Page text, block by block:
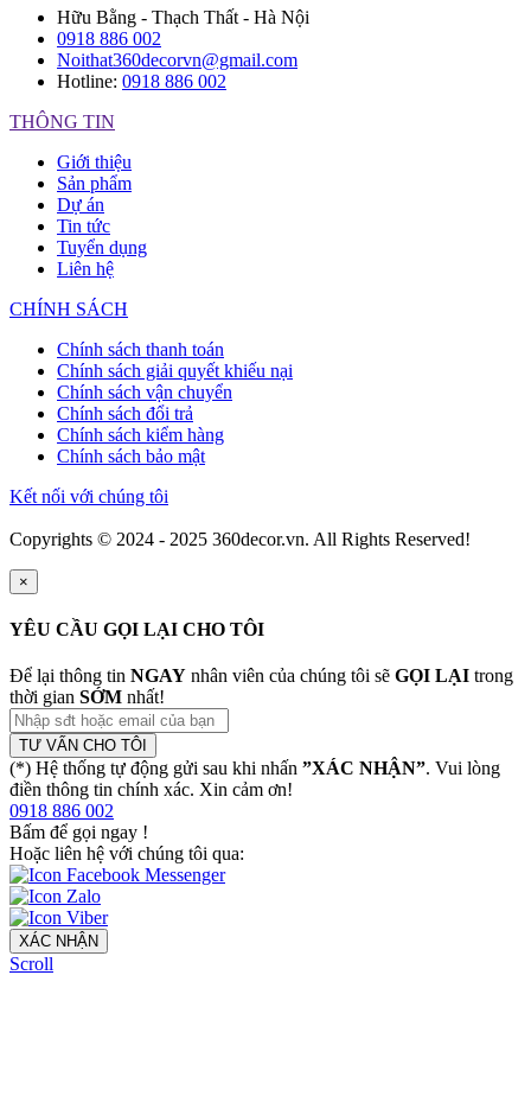
Hữu Bằng - Thạch Thất - Hà Nội
0918 886 002
Noithat360decorvn@gmail.com
Hotline: 0918 886 002
THÔNG TIN
Giới thiệu
Sản phẩm
Dự án
Tin tức
Tuyển dụng
Liên hệ
CHÍNH SÁCH
Chính sách thanh toán
Chính sách giải quyết khiếu nại
Chính sách vận chuyển
Chính sách đổi trả
Chính sách kiểm hàng
Chính sách bảo mật
Kết nối với chúng tôi
Copyrights © 2024 - 2025 360decor.vn. All Rights Reserved!
×
YÊU CẦU GỌI LẠI CHO TÔI
Để lại thông tin NGAY nhân viên của chúng tôi sẽ GỌI LẠI trong
thời gian SỚM nhất!
TƯ VẤN CHO TÔI
(*) Hệ thống tự động gửi sau khi nhấn ”XÁC NHẬN”. Vui lòng
điền thông tin chính xác. Xin cảm ơn!
0918 886 002
Bấm để gọi ngay !
Hoặc liên hệ với chúng tôi qua:
XÁC NHẬN
Scroll